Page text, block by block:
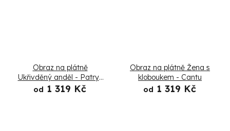
Obraz na plátně
Ukřivděný anděl - Patryk
Andrzejewski
od 1 319 Kč
Obraz na plátně Žena s
kloboukem - Cantu
od 1 319 Kč